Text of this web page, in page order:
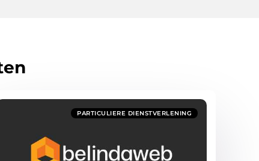
PARTICULIERE DIENSTVERLENING